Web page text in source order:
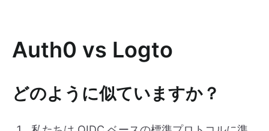
Auth0 vs Logto
どのように似ていますか？